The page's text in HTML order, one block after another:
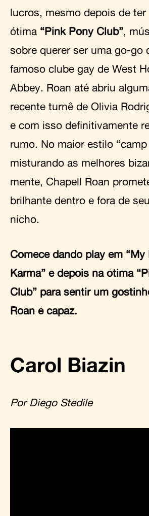
lucros, mesmo depois de ter
ótima “Pink Pony Club” ,
sobre querer ser uma go-go
famoso clube gay de West
Abbey. Roan até abriu
recente turnê de Olivia
e com isso definitivamente
rumo. No maior estilo “camp
misturando as melhores
mente, Chapell Roan
brilhante dentro e fora de
nicho.
Comece dando play em “My
Karma” e depois na ótima
Club” para sentir um
Roan é capaz.
Carol Biazin
Por Diego Stedile